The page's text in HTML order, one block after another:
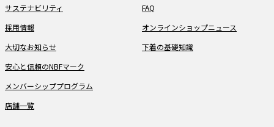
サステナビリティ
採用情報
大切なお知らせ
安心と信頼のNBFマーク
メンバーシッププログラム
店舗一覧
FAQ
オンラインショップニュース
下着の基礎知識